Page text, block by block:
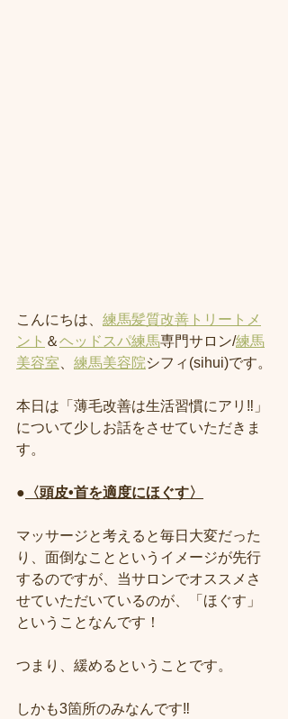
こんにちは、 練馬髪質改善トリートメ
ント ＆ヘッドスパ練馬専門サロン/練馬
美容室
練馬美容院シフィ(sihui)です。
本日は「薄毛改善は生活習慣にアリ‼️」
について少しお話をさせていただきま
す。
● 〈頭皮•首を適度にほぐす〉
マッサージと考えると毎日大変だった
り、面倒なことというイメージが先行
するのですが、当サロンでオススメさ
せていただいているのが、「ほぐす」
ということなんです！
つまり、緩めるということです。
しかも3箇所のみなんです‼️